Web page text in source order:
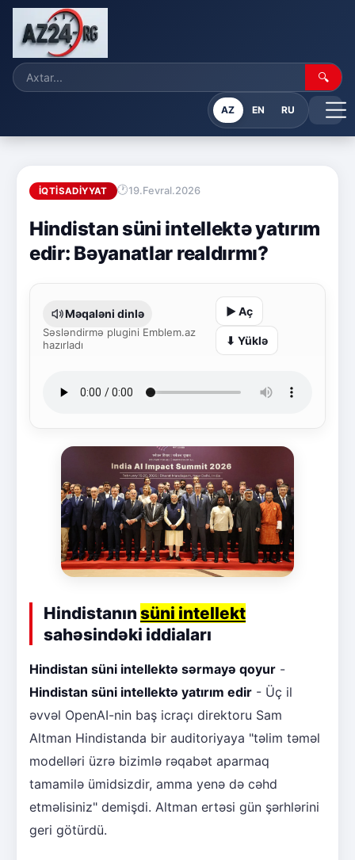
🔍
AZ EN RU
İQTISADIYYAT 19.Fevral.2026
Hindistan süni intellektə yatırım
edir: Bəyanatlar realdırmı?
Məqaləni dinlə
Səsləndirmə plugini Emblem.az
hazırladı
▶ Aç
⬇ Yüklə
Hindistanın süni intellekt
sahəsindəki iddiaları
Hindistan süni intellektə sərmayə qoyur -
Hindistan süni intellektə yatırım edir - Üç il
əvvəl OpenAI-nin baş icraçı direktoru Sam
Altman Hindistanda bir auditoriyaya "təlim təməl
modelləri üzrə bizimlə rəqabət aparmaq
tamamilə ümidsizdir, amma yenə də cəhd
etməlisiniz" demişdi. Altman ertəsi gün şərhlərini
geri götürdü.